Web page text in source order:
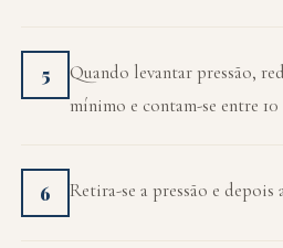
5
Quando levantar pressão,
mínimo e contam-se entre 10
6 Retira-se a pressão e depois